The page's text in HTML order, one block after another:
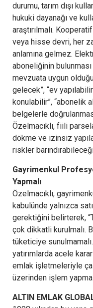
durumu, tarım dışı
hukuki dayanağı ve
araştırılmalı.
veya hisse devri, her
anlamına gelmez.
aboneliğinin bulunması
mevzuata uygun
gelecek”, “ev
konulabilir”, “abonelik
belgelerle
Özelmacıklı, fiili
dökme ve izinsiz
riskler
Gayrimenkul
Yapmalı
Özelmacıklı,
kabulünde yalnızca
gerektiğini belirterek,
çok dikkatli kurulmalı.
tüketiciye
yatırımlarda acele
emlak işletmeleriyle
üzerinden işlem
ALTIN EMLAK